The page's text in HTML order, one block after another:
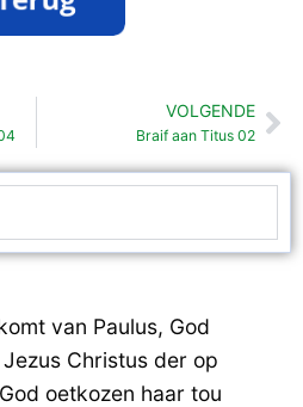
VOLGENDE
Braif aan Titus 02
van Paulus, God
Christus der op
oetkozen haar tou